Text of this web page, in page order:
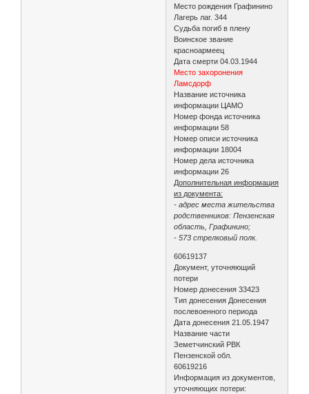
Место рождения Графинино
Лагерь лаг. 344
Судьба погиб в плену
Воинское звание
красноармеец
Дата смерти 04.03.1944
Место захоронения
Ламсдорф
Название источника
информации ЦАМО
Номер фонда источника
информации 58
Номер описи источника
информации 18004
Номер дела источника
информации 26
Дополнительная информация
из документа:
- адрес места жительства
родственников: Пензенская
область, Графинино;
- 573 стрелковый полк.
60619137
Документ, уточняющий
потери
Номер донесения 33423
Тип донесения Донесения
послевоенного периода
Дата донесения 21.05.1947
Название части
Земетчинский РВК
Пензенской обл.
60619216
Информация из документов,
уточняющих потери: